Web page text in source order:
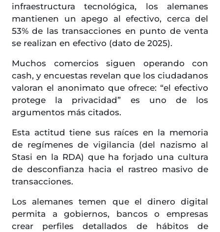
infraestructura tecnológica, los alemanes
mantienen un apego al efectivo, cerca del
53% de las transacciones en punto de venta
se realizan en efectivo (dato de 2025).
Muchos comercios siguen operando con
cash, y encuestas revelan que los ciudadanos
valoran el anonimato que ofrece: “el efectivo
protege la privacidad” es uno de los
argumentos más citados.
Esta actitud tiene sus raíces en la memoria
de regímenes de vigilancia (del nazismo al
Stasi en la RDA) que ha forjado una cultura
de desconfianza hacia el rastreo masivo de
transacciones.
Los alemanes temen que el dinero digital
permita a gobiernos, bancos o empresas
crear perfiles detallados de hábitos de